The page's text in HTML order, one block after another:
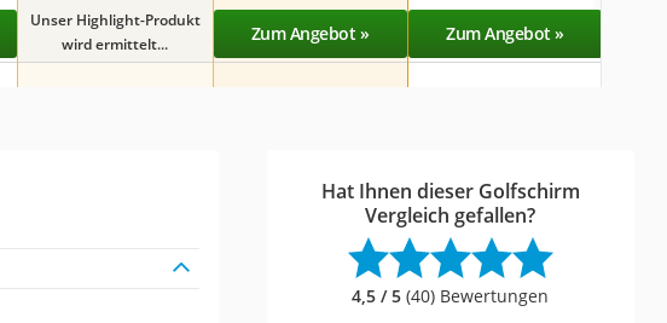
Unser Highlight-Produkt
wird ermittelt...
Zum Angebot » Zum Angebot »
Hat Ihnen dieser Golfschirm
Vergleich gefallen?
4,5 / 5 (40) Bewertungen